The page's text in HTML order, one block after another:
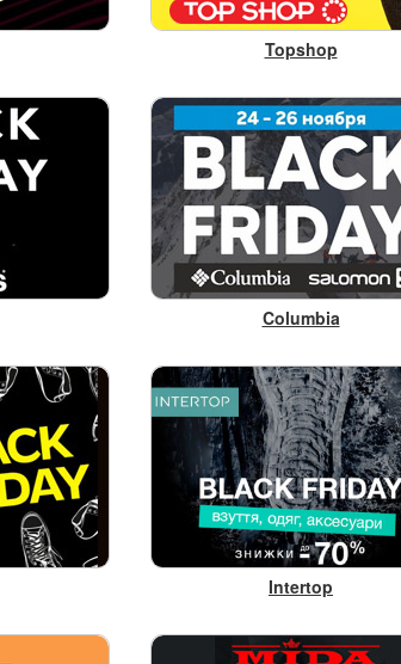
Topshop
Columbia
Intertop